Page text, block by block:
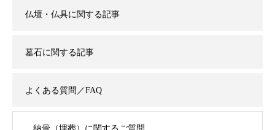
仏壇・仏具に関する記事
墓石に関する記事
よくある質問／FAQ